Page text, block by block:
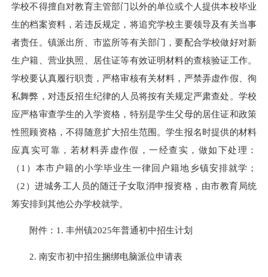
学校不得擅自对教育主管部门以外的单位或个人提供本校毕业
生的档案资料，若违反规定，将追究学校主要领导及有关当事
者责任。镇派出所、 市监所等有关部门，要配合学校做好对新
生户籍、营业执照、居住证等有效证明材料的查核验证工作。
学校要认真履行职责，严格审核有关材料，严禁弄虚作假、徇
私舞弊，对违反招生纪律的人员将按有关规定严肃查处。学校
应严格审查学生的入学资格，特别是学生父母的居住证和政策
性照顾资格，不得随意扩大招生范围。学生报名时提供的材料
应真实可靠，若材料弄虚作假，一经查实，做如下处理：
（1）本市户籍的小学毕业生一律回户籍地乡镇安排就学；
（2）进城务工人员的随迁子女取消申报资格，由市教育局统
筹安排到其他公办学校就学。
附件：1. 丰州镇2025年普通初中招生计划
2. 南安市初中招生捆绑电脑派位申请表